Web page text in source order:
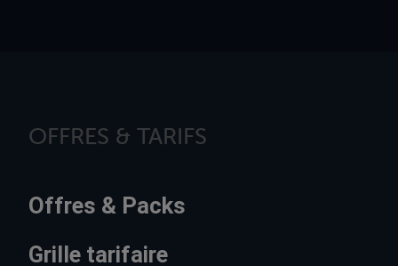
OFFRES & TARIFS
Offres & Packs
Grille tarifaire